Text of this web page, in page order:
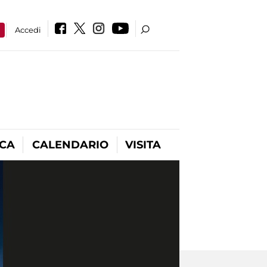
Accedi
CALENDARIO VISITA